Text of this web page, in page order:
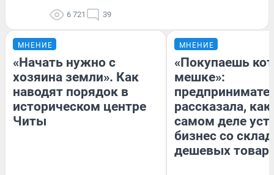
6 721 39
МНЕНИЕ
«Начать нужно с
хозяина земли». Как
наводят порядок в
историческом центре
Читы
МНЕНИЕ
«Покупаешь
мешке»:
рассказала, как
самом деле
бизнес со
дешевых